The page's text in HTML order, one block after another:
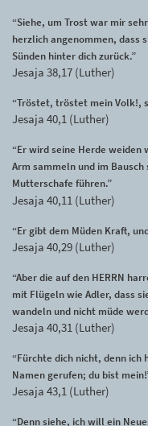
“Siehe, um Trost war mir
herzlich angenommen, dass
Sünden hinter dich zurück.”
Jesaja 38,17 (Luther)
“Tröstet, tröstet mein Volk!,
Jesaja 40,1 (Luther)
“Er wird seine Herde weiden
Arm sammeln und im
Mutterschafe führen.”
Jesaja 40,11 (Luther)
“Er gibt dem Müden Kraft,
Jesaja 40,29 (Luther)
“Aber die auf den HERRN
mit Flügeln wie Adler, dass
wandeln und nicht müde
Jesaja 40,31 (Luther)
“Fürchte dich nicht, denn ich
Namen gerufen; du bist
Jesaja 43,1 (Luther)
“Denn siehe, ich will ein